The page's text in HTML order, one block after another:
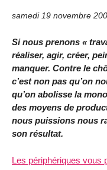
samedi 19 novembre
Si nous prenons «
réaliser, agir, créer,
manquer. Contre le
c’est non pas qu’on
qu’on abolisse la
des moyens de
nous puissions nous
son résultat.
Les périphériques vous